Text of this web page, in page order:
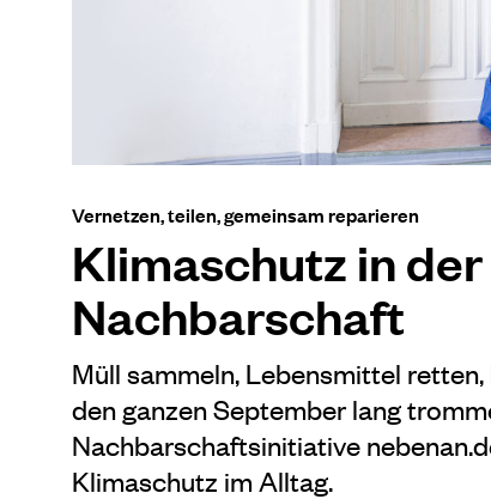
Vernetzen, teilen, gemeinsam reparieren
Klimaschutz in der
Nachbarschaft
Müll sammeln, Lebensmittel
den ganzen September lang
Nachbarschaftsinitiative
Klimaschutz im Alltag.